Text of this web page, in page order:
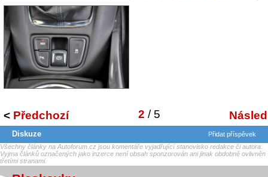
< Předchozí 2 / 5
Diskuze
Přidat příspěvek
Všechny články na Autoforum.cz jsou komentáře vyjadřující stanovisko redakce či autora.
Vyjma článků označených jako inzerce není obsah sponzorován ani jinak obdobně ovlivněn
třetími stranami.